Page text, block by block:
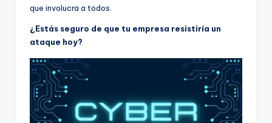
que involucra a todos.
¿Estás seguro de que tu empresa resistiría un
ataque hoy?